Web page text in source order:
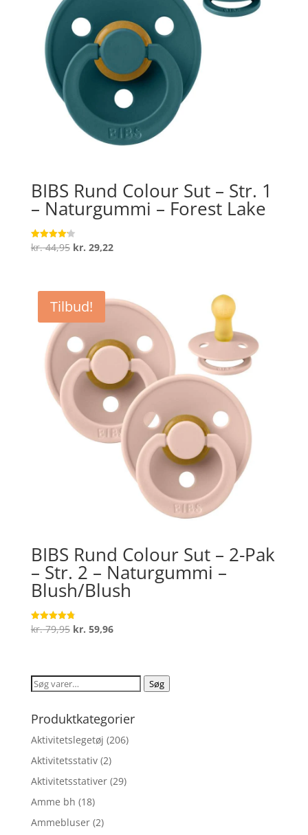
BIBS Rund Colour Sut – Str. 1
– Naturgummi – Forest Lake
Vurderet
4.2
kr.44,95 Den
var:
kr. 44,95.
kr. 29,22Den
kr. 29,22.
Tilbud!
BIBS Rund Colour Sut – 2-Pak
– Str. 2 – Naturgummi –
Blush/Blush
Vurderet
4.8
kr.79,95 Den
var:
kr. 79,95.
kr. 59,96Den
er:
kr. 59,96.
Søg
Søg
Produktkategorier
Aktivitetslegetøj (206)
Aktivitetsstativ (2)
Aktivitetsstativer (29)
Amme bh (18)
Ammebluser (2)